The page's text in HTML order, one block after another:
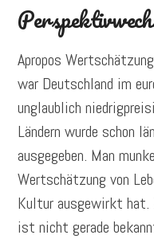
Apropos
war Deutschland im
unglaublich
Ländern wurde schon
ausgegeben. Man
Wertschätzung von
Kultur ausgewirkt hat.
ist nicht gerade